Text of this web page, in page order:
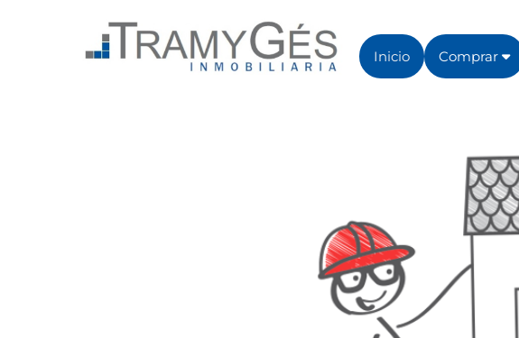
Inicio Comprar